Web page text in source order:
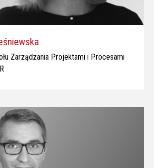
Zarządzania Projektami i Procesami